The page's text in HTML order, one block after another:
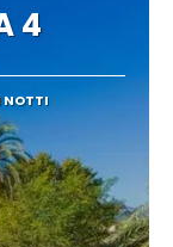
4
NOTTI